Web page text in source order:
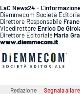
LaC News24 -
Diemmecom Società
Direttore Responsabile
Vicedirettore Enrico De
Direttore Editoriale Maria
www.diemmecom.it
Redazione Segnala alla